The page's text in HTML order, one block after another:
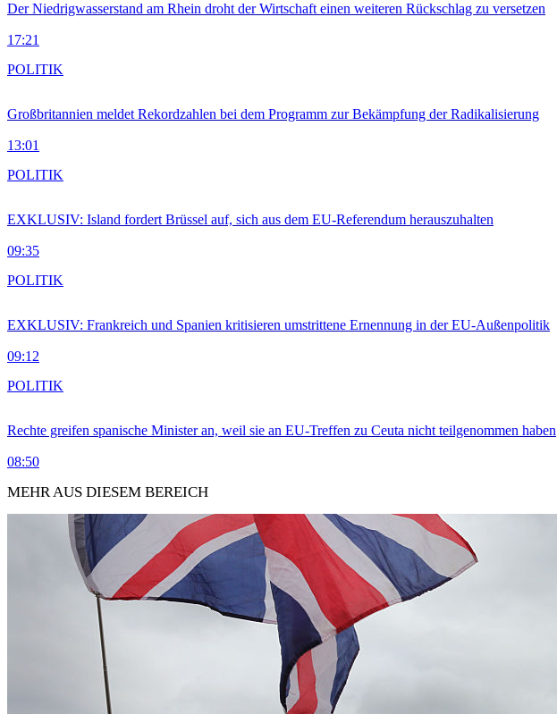
Der Niedrigwasserstand am Rhein droht der Wirtschaft einen weiteren Rückschlag zu versetzen
17:21
Großbritannien meldet Rekordzahlen bei dem Programm zur Bekämpfung der Radikalisierung
13:01
POLITIK
EXKLUSIV: Island fordert Brüssel auf, sich aus dem EU-Referendum herauszuhalten
09:35
POLITIK
EXKLUSIV: Frankreich und Spanien kritisieren umstrittene Ernennung in der EU-Außenpolitik
09:12
POLITIK
Rechte greifen spanische Minister an, weil sie an EU-Treffen zu Ceuta nicht teilgenommen haben
08:50
POLITIK
MEHR AUS DIESEM BEREICH